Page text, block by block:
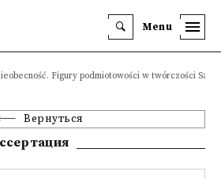
Menu
Figury podmiotowości w twórczości
Вернуться